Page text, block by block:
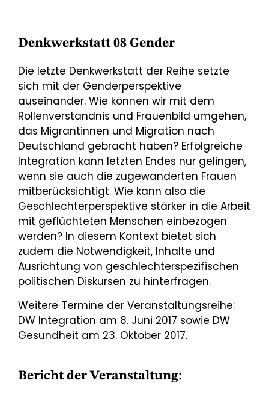
Denkwerkstatt 08 Gender
Die letzte Denkwerkstatt der Reihe setzte
sich mit der Genderperspektive
auseinander. Wie können wir mit dem
Rollenverständnis und Frauenbild umgehen,
das Migrantinnen und Migration nach
Deutschland gebracht haben? Erfolgreiche
Integration kann letzten Endes nur gelingen,
wenn sie auch die zugewanderten Frauen
mitberücksichtigt. Wie kann also die
Geschlechterperspektive stärker in die Arbeit
mit geflüchteten Menschen einbezogen
werden? In diesem Kontext bietet sich
zudem die Notwendigkeit, Inhalte und
Ausrichtung von geschlechterspezifischen
politischen Diskursen zu hinterfragen.
Weitere Termine der Veranstaltungsreihe:
DW Integration am 8. Juni 2017 sowie DW
Gesundheit am 23. Oktober 2017.
Bericht der Veranstaltung: